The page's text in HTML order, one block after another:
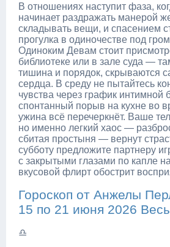
В отношениях наступит фаза,
начинает раздражать манерой
складывать вещи, и спасением
прогулка в одиночестве под
Одиноким Девам стоит
библиотеке или в зале суда —
тишина и порядок, скрываются
сердца. В среду не пытайтесь
чувства через график интимной
спонтанный порыв на кухне во
ужина всё перечеркнёт. Ваше
но именно легкий хаос —
сбитая простыня — вернут
субботу предложите партнеру
с закрытыми глазами по капле на
вкусовой флирт обострит
Гороскоп от Анжелы
15 по 21 июня 2026
♎